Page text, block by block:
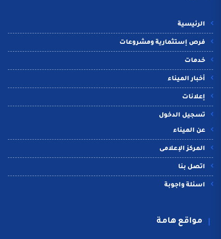
الرئيسية
فرص إستثمارية ومشروعات
خدمات
أخبار الميناء
إعلانات
تسجيل الدخول
عن الميناء
المركز الإعلامى
اتصل بنا
اسئلة واجوبة
مواقع هامة